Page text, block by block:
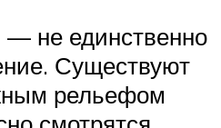
не единственно
Существуют
рельефом